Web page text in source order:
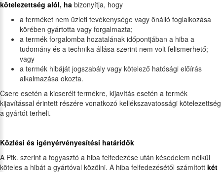
kötelezettség alól, ha bizonyítja, hogy
a terméket nem üzleti tevékenysége vagy önálló foglalkozása
körében gyártotta vagy forgalmazta;
a termék forgalomba hozatalának időpontjában a hiba a
tudomány és a technika állása szerint nem volt felismerhető;
vagy
a termék hibáját jogszabály vagy kötelező hatósági előírás
alkalmazása okozta.
Csere esetén a kicserélt termékre, kijavítás esetén a termék
kijavítással érintett részére vonatkozó kellékszavatossági kötelezettség
a gyártót terheli.
Közlési és igényérvényesítési határidők
A Ptk. szerint a fogyasztó a hiba felfedezése után késedelem nélkül
köteles a hibát a gyártóval közölni. A hiba felfedezésétől számított két